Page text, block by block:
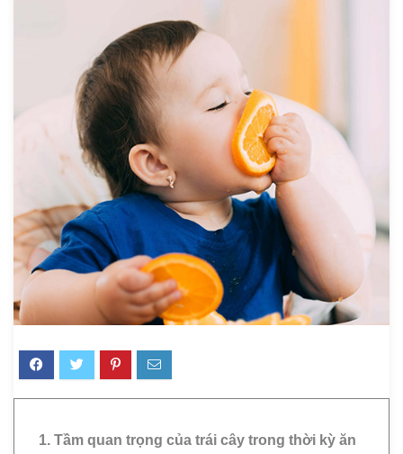
1. Tầm quan trọng của trái cây trong thời kỳ ăn